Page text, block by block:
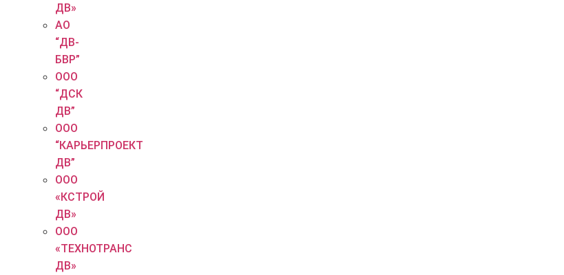
ДВ»
АО
“ДВ-
БВР”
ООО
“ДСК
ДВ”
ООО
“КАРЬЕРПРОЕКТ
ДВ”
ООО
«КСТРОЙ
ДВ»
ООО
«ТЕХНОТРАНС
ДВ»